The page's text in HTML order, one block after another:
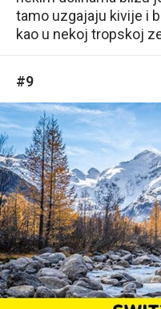
tamo uzgajaju kivije i
kao u nekoj tropskoj
#9